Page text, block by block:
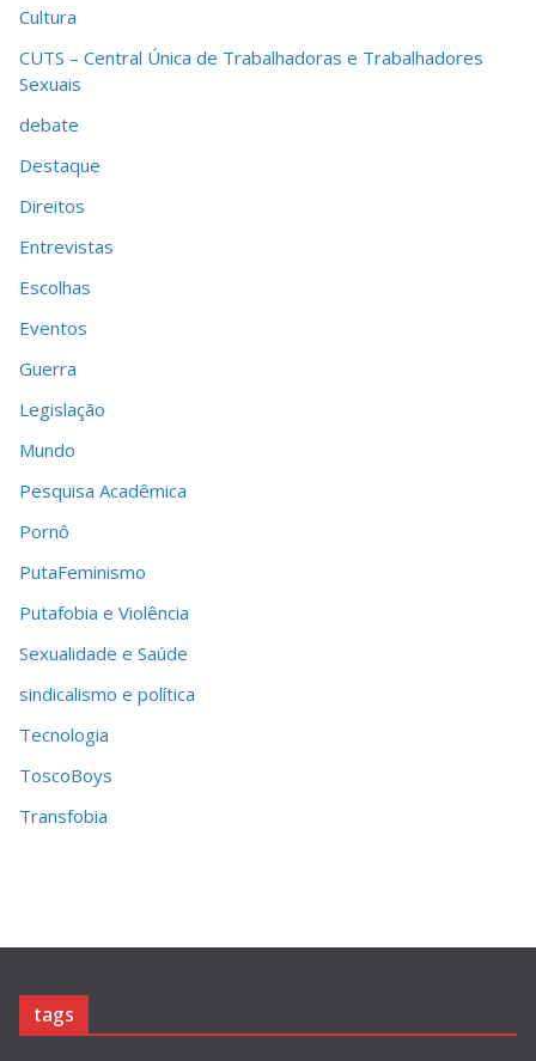
Cultura
CUTS – Central Única de Trabalhadoras e Trabalhadores
Sexuais
debate
Destaque
Direitos
Entrevistas
Escolhas
Eventos
Guerra
Legislação
Mundo
Pesquisa Acadêmica
Pornô
PutaFeminismo
Putafobia e Violência
Sexualidade e Saúde
sindicalismo e política
Tecnologia
ToscoBoys
Transfobia
tags